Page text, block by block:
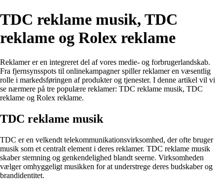
TDC reklame musik, TDC
reklame og Rolex reklame
Reklamer er en integreret del af vores medie- og forbrugerlandskab.
Fra fjernsynsspots til onlinekampagner spiller reklamer en væsentlig
rolle i markedsføringen af produkter og tjenester. I denne artikel vil vi
se nærmere på tre populære reklamer: TDC reklame musik, TDC
reklame og Rolex reklame.
TDC reklame musik
TDC er en velkendt telekommunikationsvirksomhed, der ofte bruger
musik som et centralt element i deres reklamer. TDC reklame musik
skaber stemning og genkendelighed blandt seerne. Virksomheden
vælger omhyggeligt musikken for at understrege deres budskaber og
brandidentitet.